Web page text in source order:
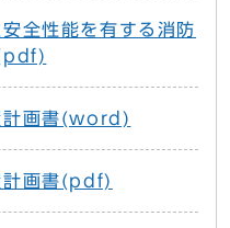
全性能を有する消防
計画書(word)
計画書(pdf)